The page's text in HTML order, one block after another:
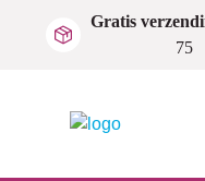
Ga naar de hoofdinhoud
Gratis
75